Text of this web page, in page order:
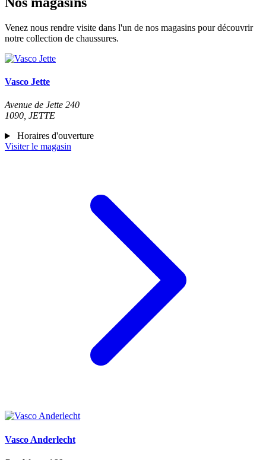
Venez nous rendre visite dans l'un de nos magasins pour découvrir
notre collection de chaussures.
Vasco Jette
Avenue de Jette 240
1090, JETTE
Horaires d'ouverture
Visiter le magasin
Vasco Anderlecht